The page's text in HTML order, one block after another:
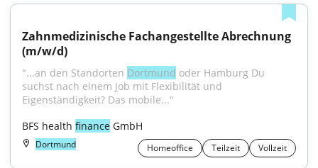
Zahnmedizinische Fachangestellte Abrechnung
(m/w/d)
"...an den Standorten Dortmund oder Hamburg Du
suchst nach einem Job mit Flexibilität und
Eigenständigkeit? Das mobile..."
BFS health finance GmbH
Dortmund Homeoffice Teilzeit Vollzeit